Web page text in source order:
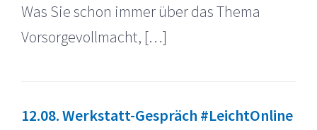
Was Sie schon immer über das Thema
Vorsorgevollmacht, […]
12.08. Werkstatt-Gespräch #LeichtOnline